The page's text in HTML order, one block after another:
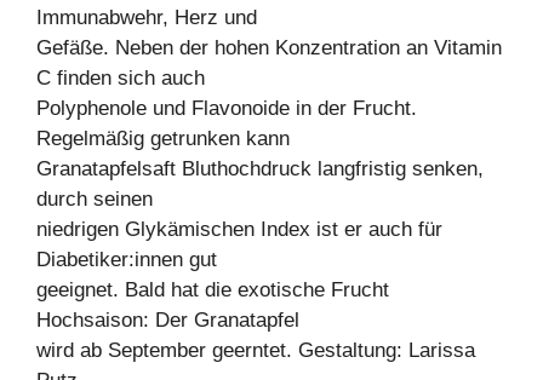
Immunabwehr, Herz und
Gefäße. Neben der hohen Konzentration an Vitamin
C finden sich auch
Polyphenole und Flavonoide in der Frucht.
Regelmäßig getrunken kann
Granatapfelsaft Bluthochdruck langfristig senken,
durch seinen
niedrigen Glykämischen Index ist er auch für
Diabetiker:innen gut
geeignet. Bald hat die exotische Frucht
Hochsaison: Der Granatapfel
wird ab September geerntet. Gestaltung: Larissa